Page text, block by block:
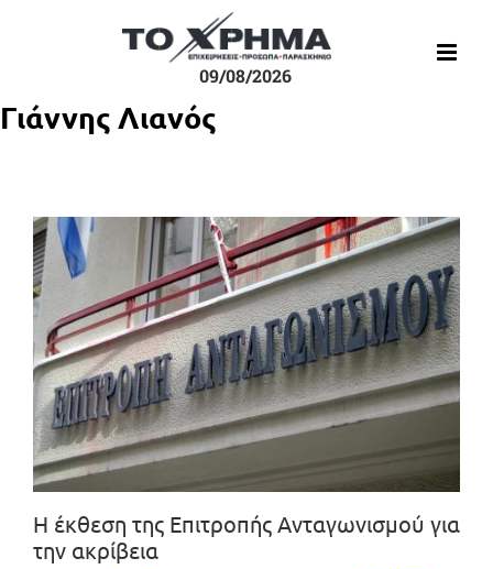
09/08/2026
Γιάννης Λιανός
Η έκθεση της Επιτροπής Ανταγωνισμού για
την ακρίβεια